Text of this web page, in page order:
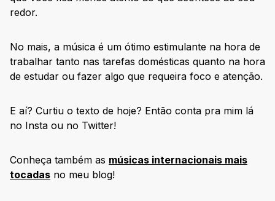
redor.
No mais, a música é um ótimo estimulante na hora de
trabalhar tanto nas tarefas domésticas quanto na hora
de estudar ou fazer algo que requeira foco e atenção.
E aí? Curtiu o texto de hoje? Então conta pra mim lá
no Insta ou no Twitter!
Conheça também as músicas internacionais mais
tocadas no meu blog!